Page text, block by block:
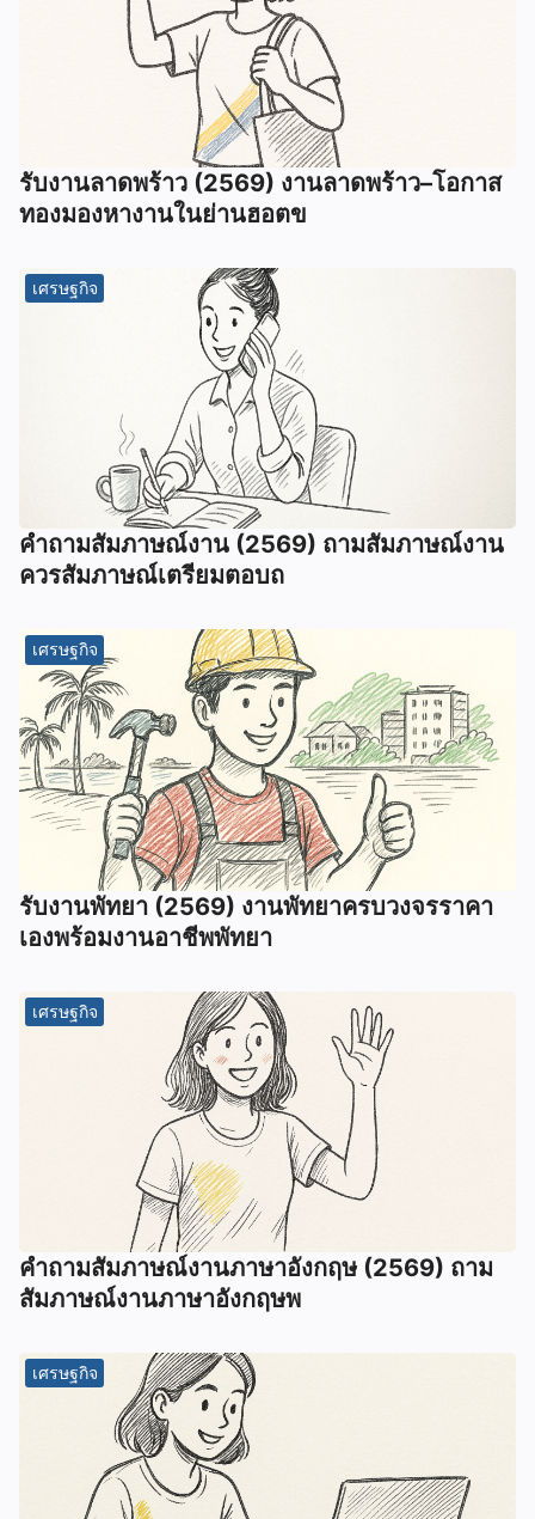
รับงานลาดพร้าว (2569) งานลาดพร้าว–โอกาส
ทองมองหางานในย่านฮอตข
เศรษฐกิจ
คําถามสัมภาษณ์งาน (2569) ถามสัมภาษณ์งาน
ควรสัมภาษณ์เตรียมตอบถ
เศรษฐกิจ
รับงานพัทยา (2569) ️งานพัทยาครบวงจรราคา
เองพร้อมงานอาชีพพัทยา
เศรษฐกิจ
คําถามสัมภาษณ์งานภาษาอังกฤษ (2569) ถาม
สัมภาษณ์งานภาษาอังกฤษพ
เศรษฐกิจ